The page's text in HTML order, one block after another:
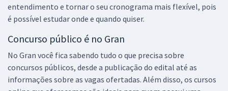
entendimento e tornar o seu cronograma mais flexível, pois
é possível estudar onde e quando quiser.
Concurso público é no Gran
No Gran você fica sabendo tudo o que precisa sobre
concursos públicos, desde a publicação do edital até as
informações sobre as vagas ofertadas. Além disso, os cursos